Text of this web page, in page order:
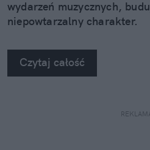
wydarzeń muzycznych,
niepowtarzalny charakter.
Czytaj całość